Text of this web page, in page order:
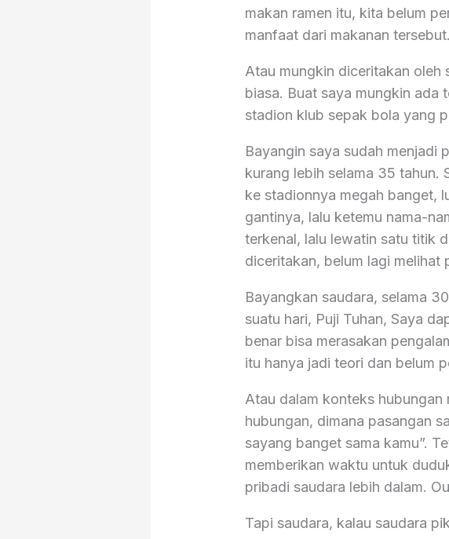
makan ramen itu, kita belum
manfaat dari makanan
Atau mungkin diceritakan oleh
biasa. Buat saya mungkin ada
stadion klub sepak bola yang
Bayangin saya sudah menjadi
kurang lebih selama 35 tahun.
ke stadionnya megah banget,
gantinya, lalu ketemu nama-
terkenal, lalu lewatin satu titik
diceritakan, belum lagi melihat
Bayangkan saudara, selama
suatu hari, Puji Tuhan, Saya
benar bisa merasakan
itu hanya jadi teori dan belum
Atau dalam konteks hubungan
hubungan, dimana pasangan
sayang banget sama kamu”.
memberikan waktu untuk
pribadi saudara lebih dalam.
Tapi saudara, kalau saudara